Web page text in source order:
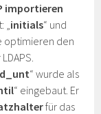
importieren
„initials“ und
optimieren den
“ wurde als
“ eingebaut. Er
für das